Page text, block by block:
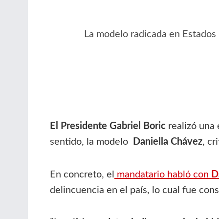
La modelo radicada en
El Presidente Gabriel Boric realizó
sentido, la modelo
Daniella Chávez,
En concreto, el mandatario habló con
delincuencia en el país, lo cual fue